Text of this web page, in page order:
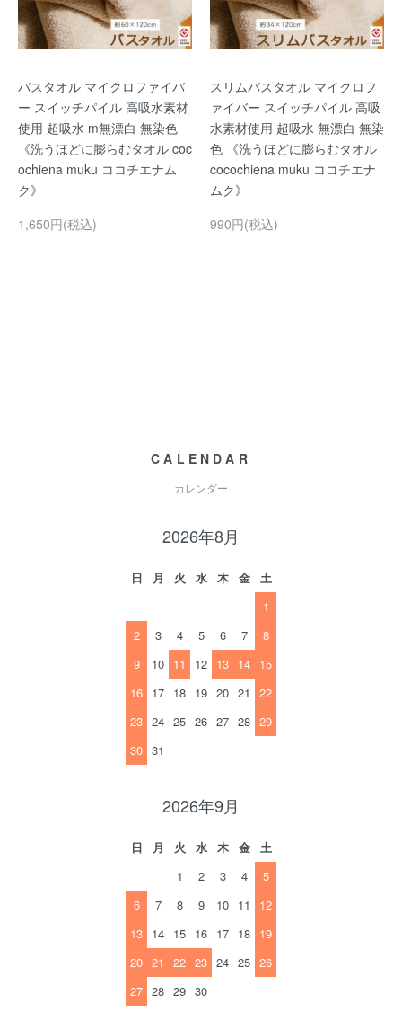
バスタオル マイクロファイバ
ー スイッチパイル 高吸水素材
使用 超吸水 m無漂白 無染色
《洗うほどに膨らむタオル coc
ochiena muku ココチエナム
ク》
1,650円(税込)
スリムバスタオル マイクロフ
ァイバー スイッチパイル 高吸
水素材使用 超吸水 無漂白 無染
色 《洗うほどに膨らむタオル
cocochiena muku ココチエナ
ムク》
990円(税込)
CALENDAR
カレンダー
2026年8月
日 月 火 水 木 金
土
1
2
3 4 5 6 7
8
9
10 11 12 13 14 15
16 17 18 19 20 21
22
23 24 25 26 27 28 29
30 31
2026年9月
日 月 火 水 木 金
土
1
2 3 4
5
6
7 8 9 10 11
12
13 14 15 16 17 18 19
20 21 22 23 24 25 26
27 28 29 30